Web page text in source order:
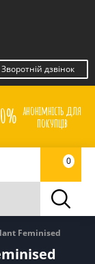
Зворотній дзвінок
анонімність для
покупців
0
Feminised